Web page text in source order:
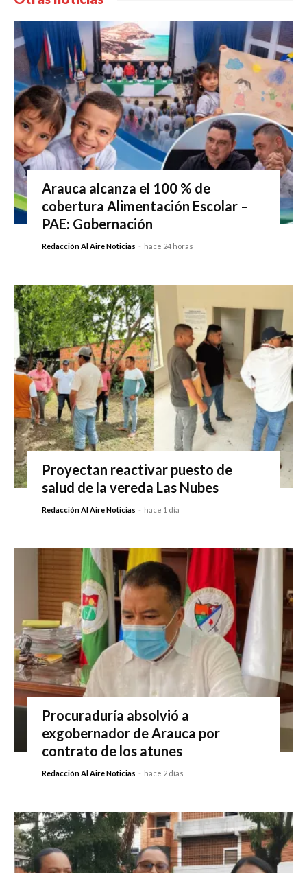
Arauca alcanza el 100 % de
cobertura Alimentación Escolar –
PAE: Gobernación
Redacción Al Aire Noticias - hace 24 horas
Proyectan reactivar puesto de
salud de la vereda Las Nubes
Redacción Al Aire Noticias - hace 1 día
Procuraduría absolvió a
exgobernador de Arauca por
contrato de los atunes
Redacción Al Aire Noticias - hace 2 días